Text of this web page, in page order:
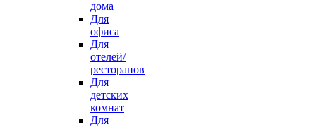
дома
Для
офиса
Для
отелей/
ресторанов
Для
детских
комнат
Для